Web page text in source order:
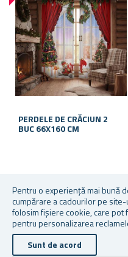
Pentru o experiență mai bună
cumpărare a cadourilor pe
folosim fișiere cookie, care pot
pentru personalizarea
Sunt de acord
PERDELE DE CRĂCIUN 2
BUC 66X160 CM
83,59 lei
În stoc